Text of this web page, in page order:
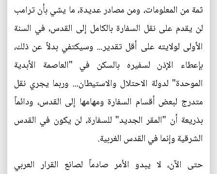
ثمة من المعلومات، ومن مصادر عديدة، ما يشي بأن ترامب
لن يقدم على نقل السفارة بالكامل إلى القدس، في السنة
الأولى لولايته على أقل تقدير... وسيكتفي بدلاً عن ذلك،
بإعطاء الإذن لسفيره بالسكن في "العاصمة الأبدية
الموحدة" لدولة الاحتلال والاستيطان... وربما يجري نقل
متدرج لبعض أقسام السفارة ومهامها إلى القدس، ودائماً
بذريعة أن "المقر الجديد" للسفارة، لن يكون في القدس
الشرقية وإنما في القدس الغربية.
حتى الآن، لا يبدو الأمر صادماً لصانع القرار العربي